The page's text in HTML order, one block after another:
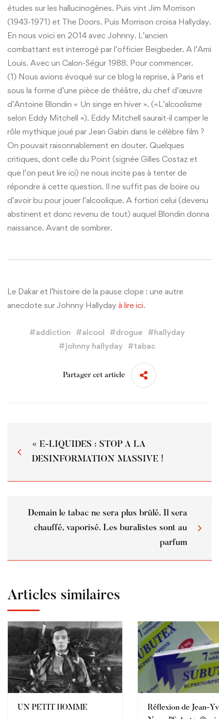
études sur les hallucinogènes. Puis vint Jim Morrison
(1943-1971) et The Doors. Puis Morrison croisa Hallyday.
En nous voici en 2014 avec Johnny. L’ancien
combattant est interrogé par l’officier Beigbeder. A l’Ami
Louis. Avec un Calon-Ségur 1988. Pour commencer.
(1) Nous avions évoqué sur ce blog la reprise, à Paris et
sous la forme d’une pièce de théâtre, du chef d’œuvre
d’Antoine Blondin « Un singe en hiver ». («L’alcoolisme
selon Eddy Mitchell »). Eddy Mitchell saurait-il camper le
rôle mythique joué par Jean Gabin dans le célèbre film ?
On pouvait raisonnablement en douter. Quelques
critiques, dont celle du Point (signée Gilles Costaz et
que l’on peut lire ici) ne nous incite pas à tenter de
répondre à cette question. Il ne suffit pas de boire ou
d’avoir bu pour jouer l’alcoolique. A fortiori celui (devenu
abstinent et donc revenu de tout) auquel Blondin donna
naissance. Avant de sombrer.
Le Dakar et l’histoire de la pause clope : une autre
anecdote sur Johnny Hallyday à lire ici.
#addiction #alcool #drogue #hallyday
#johnny hallyday #tabac
Partager cet article
« E-LIQUIDES : STOP A LA
DESINFORMATION MASSIVE !
Demain le tabac ne sera plus brûlé. Il sera
chauffé, vaporisé. Les buralistes sont au
parfum
Articles similaires
UN PETIT HOMME
Réflexion de Jean-